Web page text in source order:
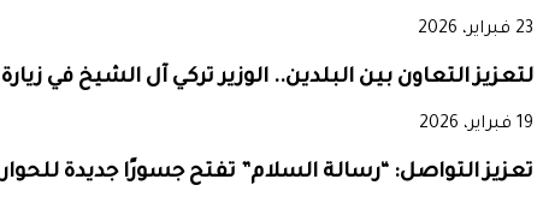
23 فبراير، 2026
لتعزيز التعاون بين البلدين.. الوزير تركي آل الشيخ في
19 فبراير، 2026
تعزيز التواصل: “رسالة السلام” تفتح جسورًا جديدة